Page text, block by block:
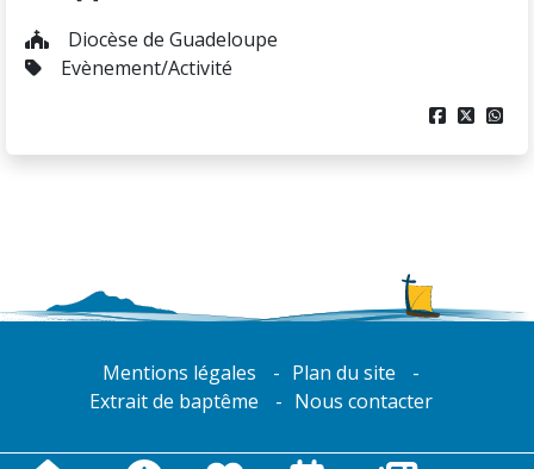
Diocèse de Guadeloupe
Evènement/Activité
  
Mentions légales
Plan du site
Extrait de baptême
Nous contacter